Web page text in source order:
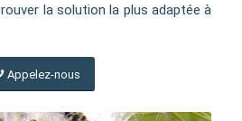
la solution la plus adaptée à
Appelez-nous